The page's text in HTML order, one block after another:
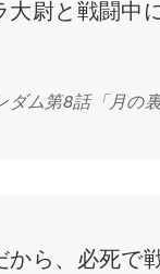
尉と戦闘中
ダム第8話「月の
ら、必死で